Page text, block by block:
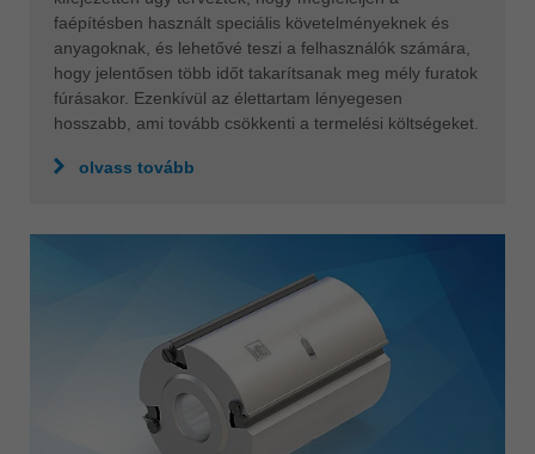
faépítésben használt speciális követelményeknek és
anyagoknak, és lehetővé teszi a felhasználók számára,
hogy jelentősen több időt takarítsanak meg mély furatok
fúrásakor. Ezenkívül az élettartam lényegesen
hosszabb, ami tovább csökkenti a termelési költségeket.
olvass tovább